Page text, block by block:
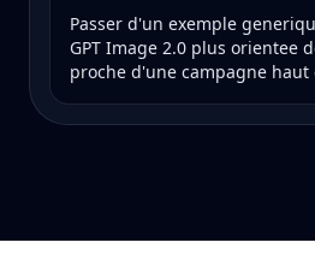
Passer d'un exemple
GPT Image 2.0 plus orientee
proche d'une campagne haut